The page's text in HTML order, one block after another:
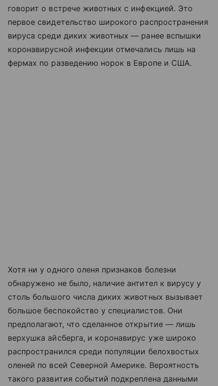
говорит о встрече животных с инфекцией. Это
первое свидетельство широкого распространения
вируса среди диких животных — ранее вспышки
коронавирусной инфекции отмечались лишь на
фермах по разведению норок в Европе и США.
Хотя ни у одного оленя признаков болезни
обнаружено не было, наличие антител к вирусу у
столь большого числа диких животных вызывает
большое беспокойство у специалистов. Они
предполагают, что сделанное открытие — лишь
верхушка айсберга, и коронавирус уже широко
распространился среди популяции белохвостых
оленей по всей Северной Америке. Вероятность
такого развития событий подкреплена данными